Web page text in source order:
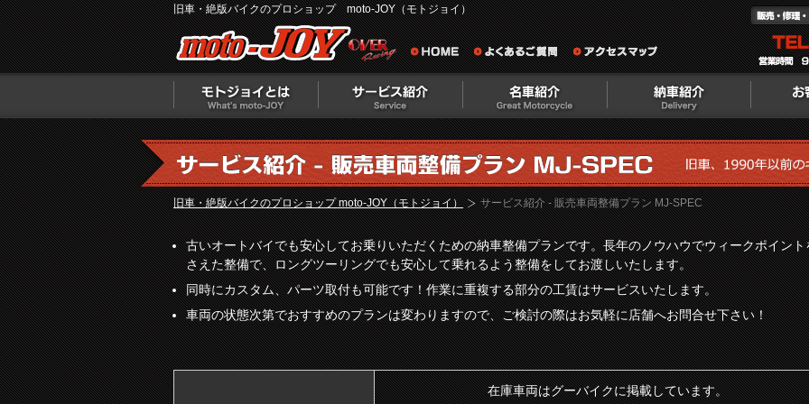
旧車・絶版バイクのプロショップ moto-JOY（モトジョイ）
旧車・絶版バイクのプロショップ moto-JOY（モトジョイ） サービス紹介 - 販売車両整備プラン MJ-SPEC
古いオートバイでも安心してお乗りいただくための納車整備プランです。長年のノウハウでウィークポイント
さえた整備で、ロングツーリングでも安心して乗れるよう整備をしてお渡しいたします。
同時にカスタム、パーツ取付も可能です！作業に重複する部分の工賃はサービスいたします。
車両の状態次第でおすすめのプランは変わりますので、ご検討の際はお気軽に店舗へお問合せ下さい！
在庫車両はグーバイクに掲載しています。